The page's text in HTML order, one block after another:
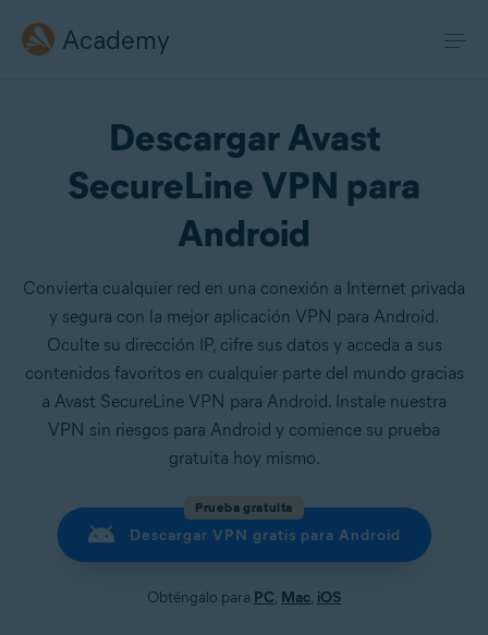
Academy
Descargar Avast
SecureLine VPN para
Android
Convierta cualquier red en una conexión a Internet privada
y segura con la mejor aplicación VPN para Android.
Oculte su dirección IP, cifre sus datos y acceda a sus
contenidos favoritos en cualquier parte del mundo gracias
a Avast SecureLine VPN para Android. Instale nuestra
VPN sin riesgos para Android y comience su prueba
gratuita hoy mismo.
Prueba gratuita
Descargar VPN gratis para Android
Obténgalo para PC, Mac, iOS